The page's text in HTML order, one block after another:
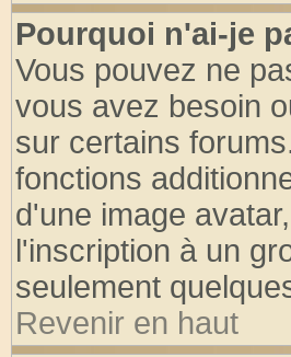
Pourquoi n'ai-je
Vous pouvez ne
vous avez besoin
sur certains
fonctions
d'une image
l'inscription à un
seulement
Revenir en haut